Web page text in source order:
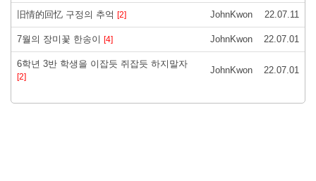
旧情的回忆 구정의 추억 [2] JohnKwon 22.07.11
7월의 장미꽃 한송이 [4] JohnKwon 22.07.01
6학년 3반 학생을 이잡듯 쥐잡듯 하지말자
[2]
JohnKwon 22.07.01